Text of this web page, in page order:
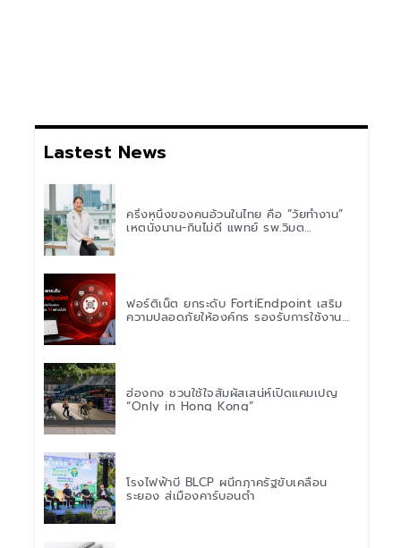
Lastest News
ครึ่งหนึ่งของคนอ้วนในไทย คือ “วัยทำงาน”
เหตุนั่งนาน-กินไม่ดี แพทย์ รพ.วิมุต
ฟอร์ติเน็ต ยกระดับ FortiEndpoint เสริม
ความปลอดภัยให้องค์กร รองรับการใช้งาน
ฮ่องกง ชวนใช้ใจสัมผัสเสน่ห์เปิดแคมเปญ
“Only in Hong Kong”
โรงไฟฟ้าบี BLCP ผนึกภาครัฐขับเคลื่อน
ระยอง สู่เมืองคาร์บอนต่ำ